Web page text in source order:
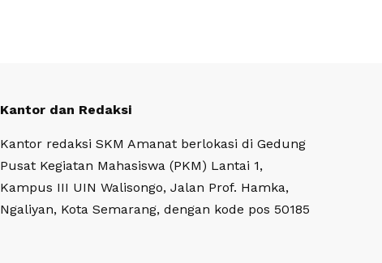
Kantor dan Redaksi
Kantor redaksi SKM Amanat berlokasi di Gedung
Pusat Kegiatan Mahasiswa (PKM) Lantai 1,
Kampus III UIN Walisongo, Jalan Prof. Hamka,
Ngaliyan, Kota Semarang, dengan kode pos 50185